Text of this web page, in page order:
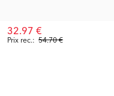
Prix rec.: 54.70 €
32.97 €